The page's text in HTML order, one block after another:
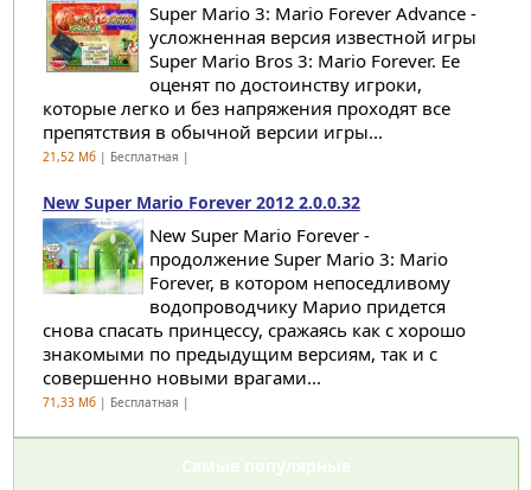
Super Mario 3: Mario Forever Advance -
усложненная версия известной игры
Super Mario Bros 3: Mario Forever. Ее
оценят по достоинству игроки,
которые легко и без напряжения проходят все
препятствия в обычной версии игры...
21,52 Мб| Бесплатная |
New Super Mario Forever 2012 2.0.0.32
New Super Mario Forever -
продолжение Super Mario 3: Mario
Forever, в котором непоседливому
водопроводчику Марио придется
снова спасать принцессу, сражаясь как с хорошо
знакомыми по предыдущим версиям, так и с
совершенно новыми врагами...
71,33 Мб| Бесплатная |
Самые популярные